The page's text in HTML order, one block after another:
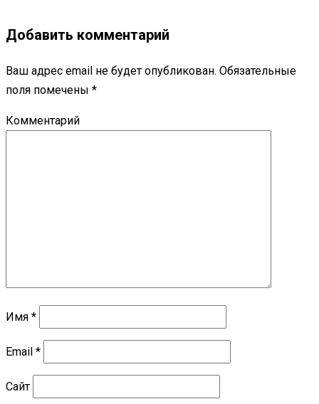
Добавить комментарий
Ваш адрес email не будет опубликован. Обязательные
поля помечены *
Комментарий
Имя *
Email *
Сайт